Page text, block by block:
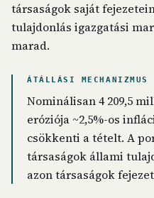
társaságok saját
tulajdonlás igazgatási
marad.
ÁTÁLLÁSI MECHANIZMUS
Nominálisan 4 209,5
eróziója ~2,5%-os
csökkenti a tételt. A
társaságok állami
azon társaságok